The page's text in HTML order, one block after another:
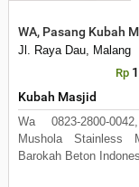
WA, Pasang Kubah
Jl. Raya Dau, Malang
Rp
Kubah Masjid
Wa 0823-2800-
Mushola Stainless
Barokah Beton